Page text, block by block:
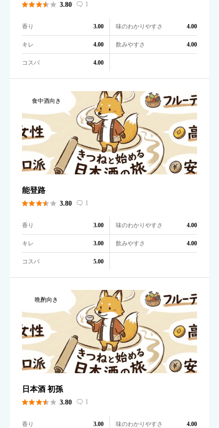
 3.80  1
香り 3.00 味のわかりやすさ 4.00
キレ 4.00 飲みやすさ 4.00
コスパ 4.00
食中酒向き
能登路
 3.80  1
香り 3.00 味のわかりやすさ 4.00
キレ 3.00 飲みやすさ 4.00
コスパ 5.00
晩酌向き
日本酒 初孫
 3.80  1
香り 3.00 味のわかりやすさ 4.00